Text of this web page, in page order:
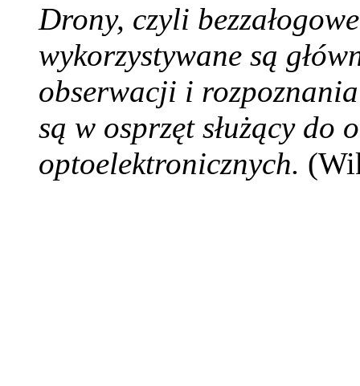
Drony, czyli
wykorzystywane są
obserwacji i
są w osprzęt służący do
optoelektronicznych.